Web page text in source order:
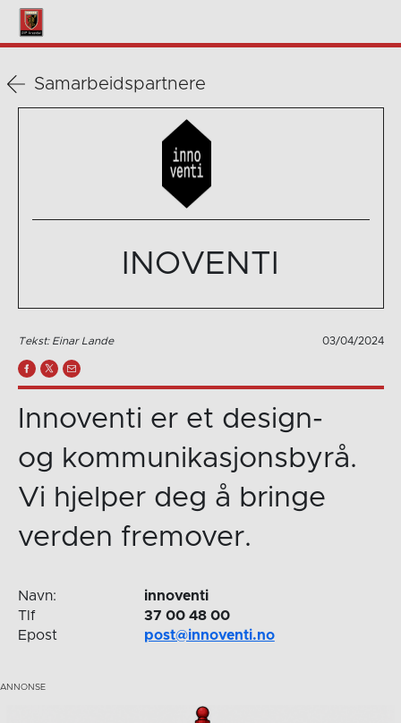
Samarbeidspartnere
INOVENTI
Tekst: Einar Lande 03/04/2024
Innoventi er et design-
og kommunikasjonsbyrå.
Vi hjelper deg å bringe
verden fremover.
Navn:
innoventi
Tlf
37 00 48 00
Epost
post@innoventi.no